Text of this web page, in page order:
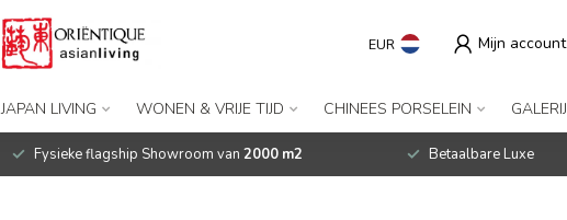
EUR Mijn account
JAPAN LIVING WONEN & VRIJE TIJD CHINEES PORSELEIN GALERIJ
Fysieke flagship Showroom van 2000 m2 Betaalbare Luxe